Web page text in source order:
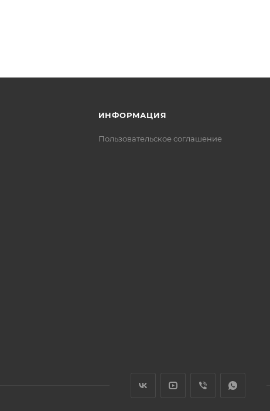
ИНФОРМАЦИЯ
Пользовательское соглашение